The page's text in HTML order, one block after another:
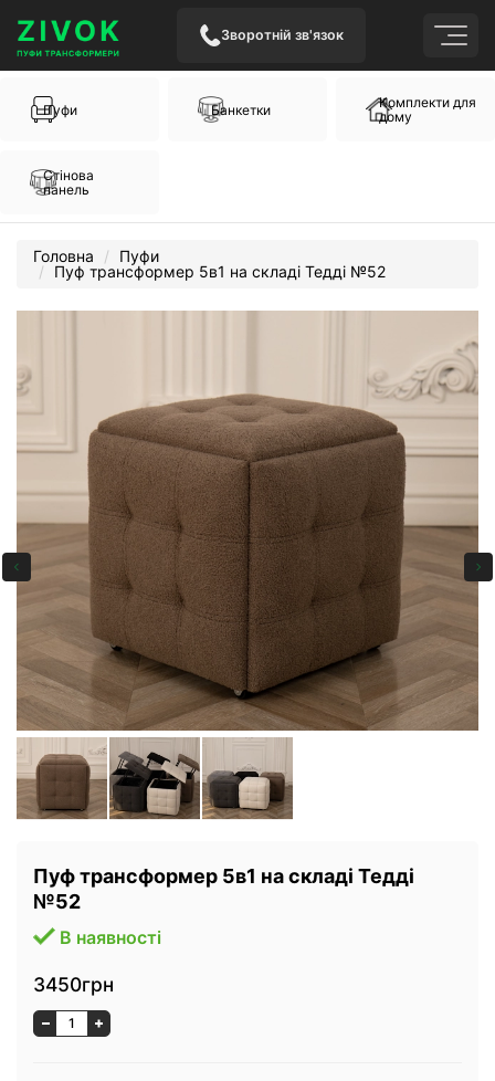
Зворотній зв'язок
Пуфи Банкетки
Комплекти для
дому
Стінова
панель
Головна
Пуфи
Пуф трансформер 5в1 на складі Тедді №52
Пуф трансформер 5в1 на складі Тедді
№52
В наявності
3450грн